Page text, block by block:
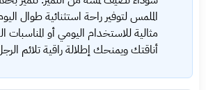
الملمس لتوفير راحة استثنائية طوال
مثالية للاستخدام اليومي أو المناسبات
أناقتك ويمنحك إطلالة راقية تلائم